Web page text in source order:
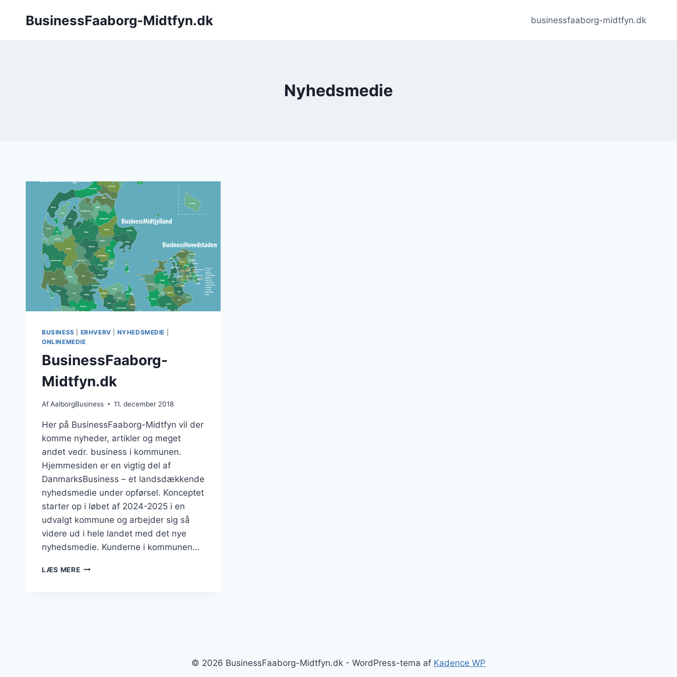
BusinessFaaborg-Midtfyn.dk businessfaaborg-midtfyn.dk
Nyhedsmedie
BUSINESS ERHVERV NYHEDSMEDIE
ONLINEMEDIE
BusinessFaaborg-
Midtfyn.dk
AfAalborgBusiness 11. december 2018
Her på BusinessFaaborg-Midtfyn vil der
komme nyheder, artikler og meget
andet vedr. business i kommunen.
Hjemmesiden er en vigtig del af
DanmarksBusiness – et landsdækkende
nyhedsmedie under opførsel. Konceptet
starter op i løbet af 2024-2025 i en
udvalgt kommune og arbejder sig så
videre ud i hele landet med det nye
nyhedsmedie. Kunderne i kommunen…
LÆS MEREBUSINESSFAABORG-
© 2026 BusinessFaaborg-Midtfyn.dk - WordPress-tema af Kadence WP